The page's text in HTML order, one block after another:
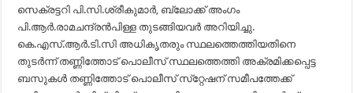
സെക്രട്ടറി പി.സി.ശ്രീകുമാര്‍, ബ്ലോക്ക് അംഗം
പി.ആര്‍.രാമചന്ദ്രന്‍പിള്ള തുടങ്ങിയവര്‍ അറിയിച്ചു.
കെ.എസ്.ആര്‍.ടി.സി അധികൃതരും സ്ഥലത്തെത്തിയതിനെ
തുടര്‍ന്ന് തണ്ണിത്തോട് പൊലീസ് സ്ഥലത്തെത്തി അക്രമിക്കപ്പെട്ട
ബസുകള്‍ തണ്ണിത്തോട് പൊലീസ് സ്‌റ്റേഷന് സമീപത്തേക്ക്